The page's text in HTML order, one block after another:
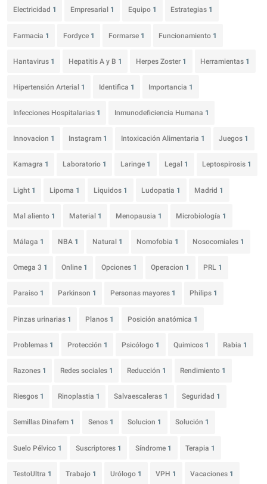
Electricidad 1 Empresarial 1 Equipo 1 Estrategias 1
Farmacia 1 Fordyce 1 Formarse 1 Funcionamiento 1
Hantavirus 1 Hepatitis A y B 1 Herpes Zoster 1 Herramientas 1
Hipertensión Arterial 1 Identifica 1 Importancia 1
Infecciones Hospitalarias 1 Inmunodeficiencia Humana 1
Innovacion 1 Instagram 1 Intoxicación Alimentaria 1 Juegos 1
Kamagra 1 Laboratorio 1 Laringe 1 Legal 1 Leptospirosis 1
Light 1 Lipoma 1 Liquidos 1 Ludopatia 1 Madrid 1
Mal aliento 1 Material 1 Menopausia 1 Microbiología 1
Málaga 1 NBA 1 Natural 1 Nomofobia 1 Nosocomiales 1
Omega 3 1 Online 1 Opciones 1 Operacion 1 PRL 1
Paraiso 1 Parkinson 1 Personas mayores 1 Philips 1
Pinzas urinarias 1 Planos 1 Posición anatómica 1
Problemas 1 Protección 1 Psicólogo 1 Quimicos 1 Rabia 1
Razones 1 Redes sociales 1 Reducción 1 Rendimiento 1
Riesgos 1 Rinoplastia 1 Salvaescaleras 1 Seguridad 1
Semillas Dinafem 1 Senos 1 Solucion 1 Solución 1
Suelo Pélvico 1 Suscriptores 1 Síndrome 1 Terapia 1
TestoUltra 1 Trabajo 1 Urólogo 1 VPH 1 Vacaciones 1